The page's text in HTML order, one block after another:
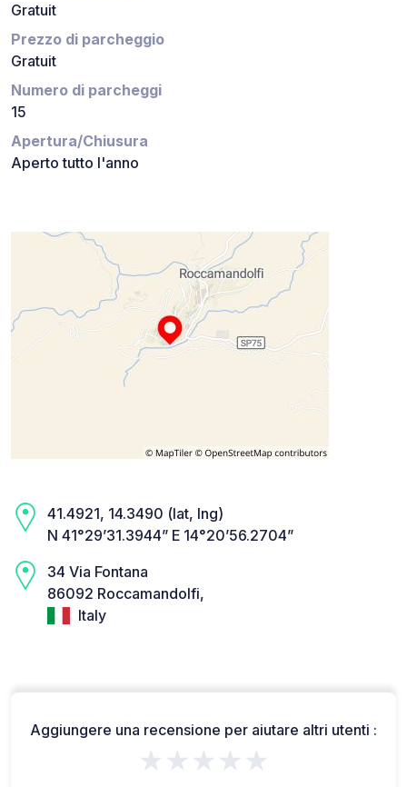
Gratuit
Prezzo di parcheggio
Gratuit
Numero di parcheggi
15
Apertura/Chiusura
Aperto tutto l'anno
41.4921, 14.3490 (lat, lng)
N 41°29’31.3944” E 14°20’56.2704”
34 Via Fontana
86092 Roccamandolfi,
Italy
Aggiungere una recensione per aiutare altri utenti :
★★★★★